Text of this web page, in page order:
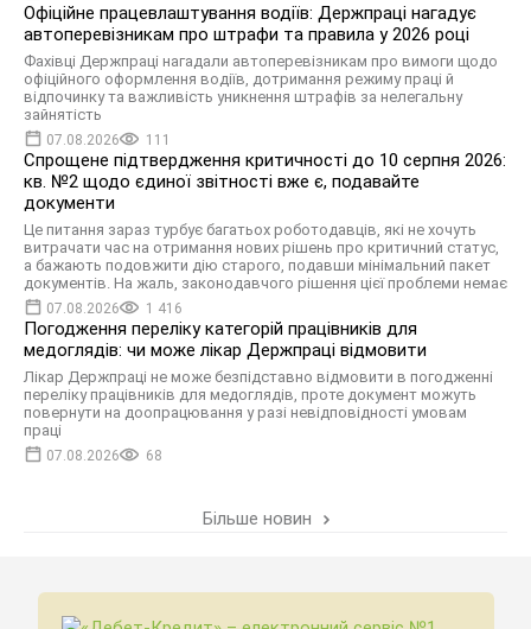
Офіційне працевлаштування водіїв: Держпраці нагадує
автоперевізникам про штрафи та правила у 2026 році
Фахівці Держпраці нагадали автоперевізникам про вимоги щодо
офіційного оформлення водіїв, дотримання режиму праці й
відпочинку та важливість уникнення штрафів за нелегальну
зайнятість
07.08.2026 111
Спрощене підтвердження критичності до 10 серпня 2026:
кв. №2 щодо єдиної звітності вже є, подавайте
документи
Це питання зараз турбує багатьох роботодавців, які не хочуть
витрачати час на отримання нових рішень про критичний статус,
а бажають подовжити дію старого, подавши мінімальний пакет
документів. На жаль, законодавчого рішення цієї проблеми немає
07.08.2026 1 416
Погодження переліку категорій працівників для
медоглядів: чи може лікар Держпраці відмовити
Лікар Держпраці не може безпідставно відмовити в погодженні
переліку працівників для медоглядів, проте документ можуть
повернути на доопрацювання у разі невідповідності умовам
праці
07.08.2026 68
Більше новин